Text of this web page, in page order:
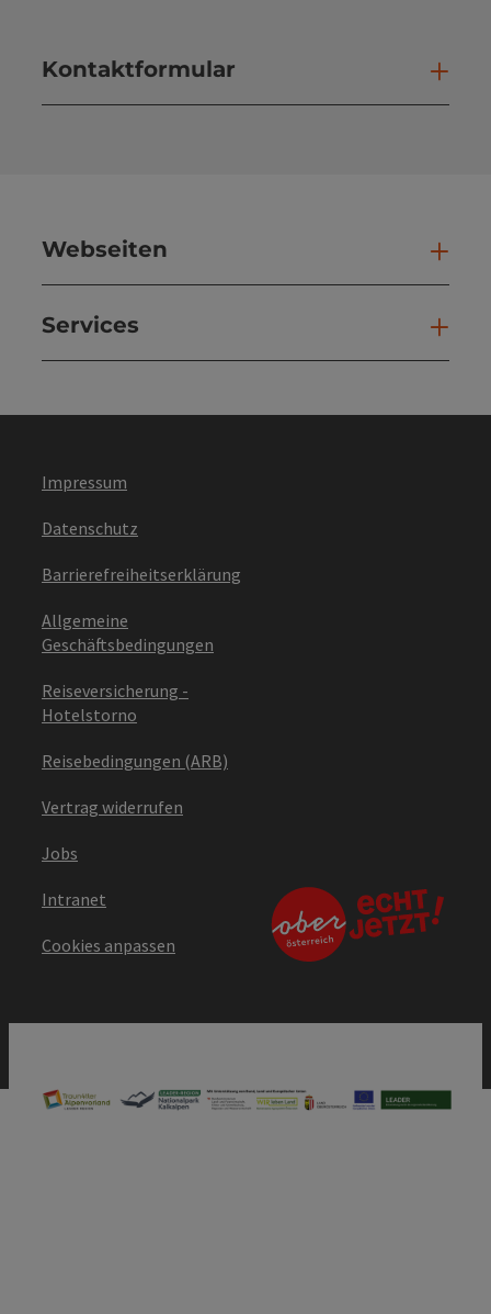
Kontaktformular
Webseiten
Services
Impressum
Datenschutz
Barrierefreiheitserklärung
Allgemeine
Geschäftsbedingungen
Reiseversicherung -
Hotelstorno
Reisebedingungen (ARB)
Vertrag widerrufen
Jobs
Intranet
Cookies anpassen